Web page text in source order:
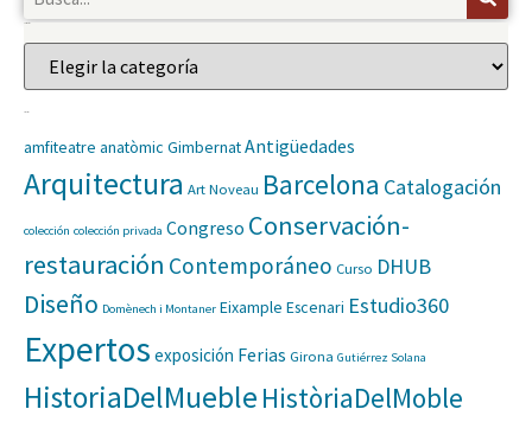
amfiteatre anatòmic GimbernatAntigüedades
Arquitectura Art Noveau Barcelona Catalogación
colección colección privada Congreso Conservación-
restauración Contemporáneo Curso DHUB
Diseño Domènech i Montaner Eixample Escenari Estudio360
Expertos exposición Ferias Girona Gutiérrez Solana
HistoriaDelMueble HistòriaDelMoble